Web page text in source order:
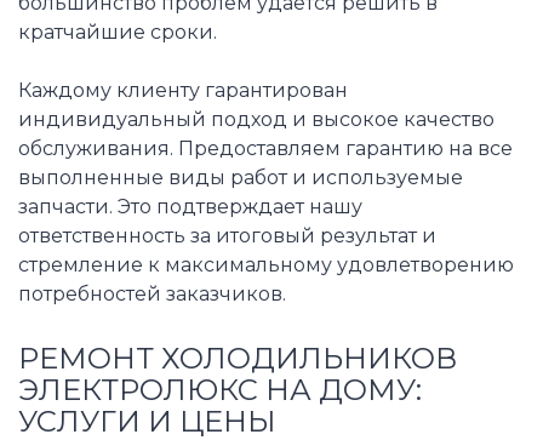
кратчайшие сроки.
Каждому клиенту гарантирован
индивидуальный подход и высокое качество
обслуживания. Предоставляем гарантию на все
выполненные виды работ и используемые
запчасти. Это подтверждает нашу
ответственность за итоговый результат и
стремление к максимальному удовлетворению
потребностей заказчиков.
РЕМОНТ ХОЛОДИЛЬНИКОВ
ЭЛЕКТРОЛЮКС НА ДОМУ:
УСЛУГИ И ЦЕНЫ